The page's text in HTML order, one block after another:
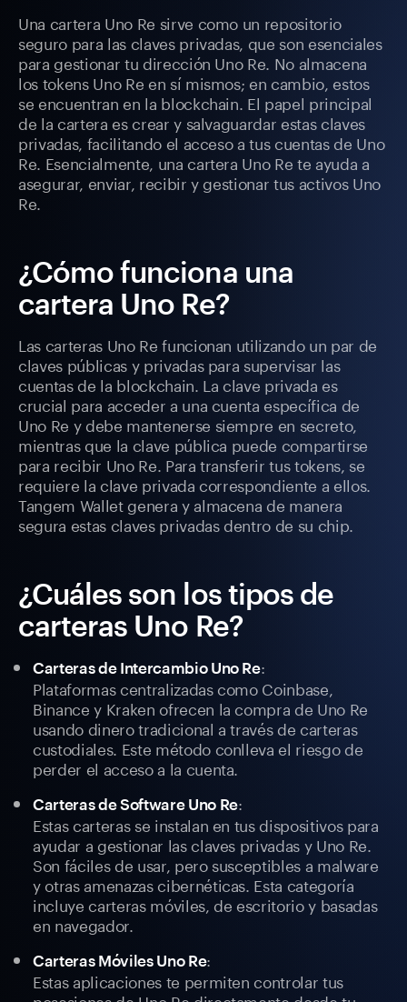
Una cartera Uno Re sirve como un repositorio
seguro para las claves privadas, que son esenciales
para gestionar tu dirección Uno Re. No almacena
los tokens Uno Re en sí mismos; en cambio, estos
se encuentran en la blockchain. El papel principal
de la cartera es crear y salvaguardar estas claves
privadas, facilitando el acceso a tus cuentas de Uno
Re. Esencialmente, una cartera Uno Re te ayuda a
asegurar, enviar, recibir y gestionar tus activos Uno
Re.
¿Cómo funciona una
cartera Uno Re?
Las carteras Uno Re funcionan utilizando un par de
claves públicas y privadas para supervisar las
cuentas de la blockchain. La clave privada es
crucial para acceder a una cuenta específica de
Uno Re y debe mantenerse siempre en secreto,
mientras que la clave pública puede compartirse
para recibir Uno Re. Para transferir tus tokens, se
requiere la clave privada correspondiente a ellos.
Tangem Wallet genera y almacena de manera
segura estas claves privadas dentro de su chip.
¿Cuáles son los tipos de
carteras Uno Re?
Carteras de Intercambio Uno Re:
Plataformas centralizadas como Coinbase,
Binance y Kraken ofrecen la compra de Uno Re
usando dinero tradicional a través de carteras
custodiales. Este método conlleva el riesgo de
perder el acceso a la cuenta.
Carteras de Software Uno Re:
Estas carteras se instalan en tus dispositivos para
ayudar a gestionar las claves privadas y Uno Re.
Son fáciles de usar, pero susceptibles a malware
y otras amenazas cibernéticas. Esta categoría
incluye carteras móviles, de escritorio y basadas
en navegador.
Carteras Móviles Uno Re:
Estas aplicaciones te permiten controlar tus